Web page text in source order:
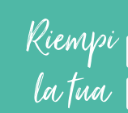
Riempi
la tua